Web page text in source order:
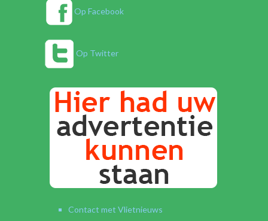
Op Facebook
Op Twitter
Contact met Vlietnieuws